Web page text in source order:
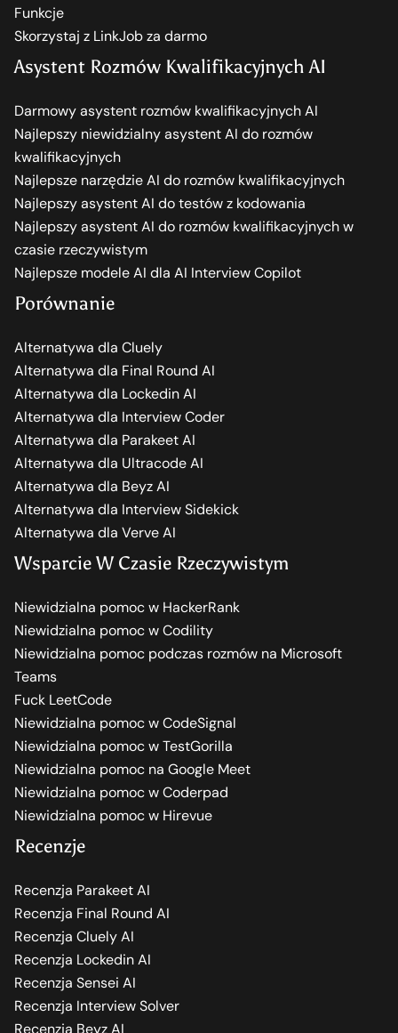
Funkcje
Skorzystaj z LinkJob za darmo
Asystent Rozmów Kwalifikacyjnych AI
Darmowy asystent rozmów kwalifikacyjnych AI
Najlepszy niewidzialny asystent AI do rozmów
kwalifikacyjnych
Najlepsze narzędzie AI do rozmów kwalifikacyjnych
Najlepszy asystent AI do testów z kodowania
Najlepszy asystent AI do rozmów kwalifikacyjnych w
czasie rzeczywistym
Najlepsze modele AI dla AI Interview Copilot
Porównanie
Alternatywa dla Cluely
Alternatywa dla Final Round AI
Alternatywa dla Lockedin AI
Alternatywa dla Interview Coder
Alternatywa dla Parakeet AI
Alternatywa dla Ultracode AI
Alternatywa dla Beyz AI
Alternatywa dla Interview Sidekick
Alternatywa dla Verve AI
Wsparcie W Czasie Rzeczywistym
Niewidzialna pomoc w HackerRank
Niewidzialna pomoc w Codility
Niewidzialna pomoc podczas rozmów na Microsoft
Teams
Fuck LeetCode
Niewidzialna pomoc w CodeSignal
Niewidzialna pomoc w TestGorilla
Niewidzialna pomoc na Google Meet
Niewidzialna pomoc w Coderpad
Niewidzialna pomoc w Hirevue
Recenzje
Recenzja Parakeet AI
Recenzja Final Round AI
Recenzja Cluely AI
Recenzja Lockedin AI
Recenzja Sensei AI
Recenzja Interview Solver
Recenzja Beyz AI